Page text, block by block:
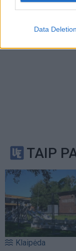
Data Deletion
TAIP
Klaipėda